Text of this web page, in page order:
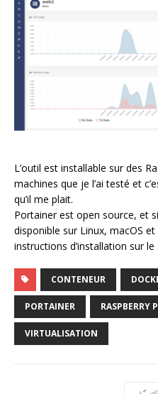
L’outil est installable sur des
machines que je l’ai testé et
qu’il me plait.
Portainer est open source, et
disponible sur Linux, macOS
instructions d’installation sur le
CONTENEUR
PORTAINER RASPBERRY
VIRTUALISATION